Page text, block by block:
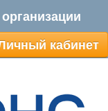
кабинет